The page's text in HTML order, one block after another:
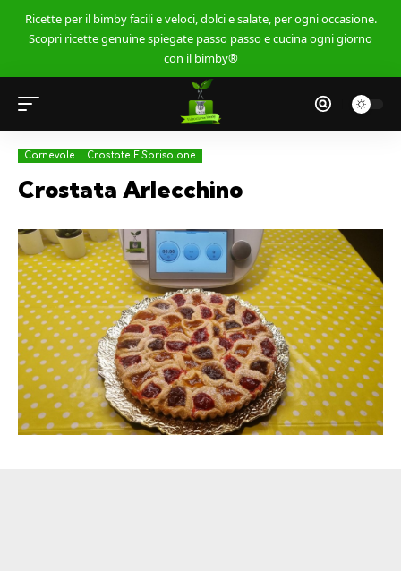
Ricette per il bimby facili e veloci, dolci e salate, per ogni occasione.
Scopri ricette genuine spiegate passo passo e cucina ogni giorno
con il bimby®
Carnevale Crostate E Sbrisolone
Crostata Arlecchino